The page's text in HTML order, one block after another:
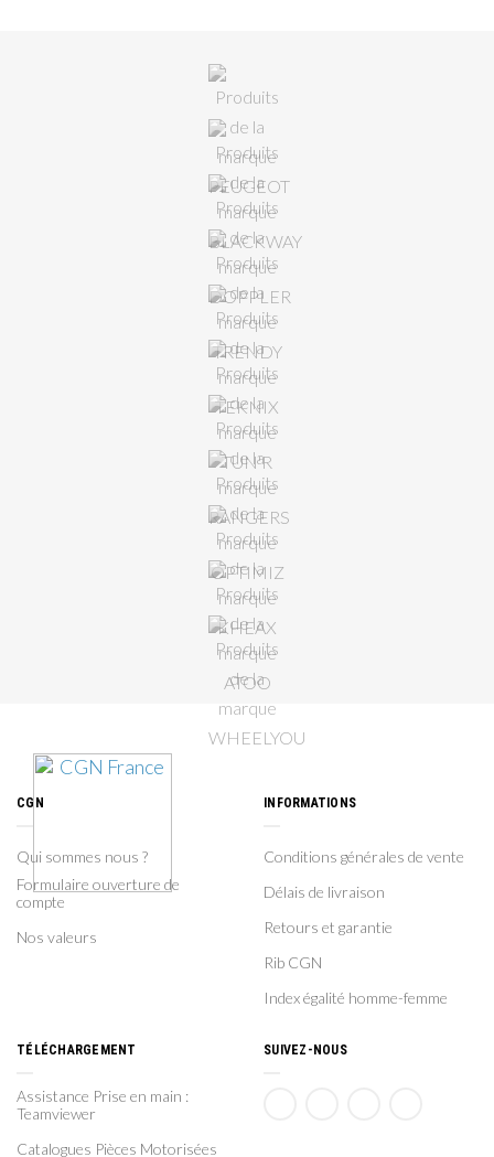
CGN
Qui sommes nous ?
Formulaire ouverture de
compte
Nos valeurs
INFORMATIONS
Conditions générales de vente
Délais de livraison
Retours et garantie
Rib CGN
Index égalité homme-femme
TÉLÉCHARGEMENT
Assistance Prise en main :
Teamviewer
Catalogues Pièces Motorisées
SUIVEZ-NOUS